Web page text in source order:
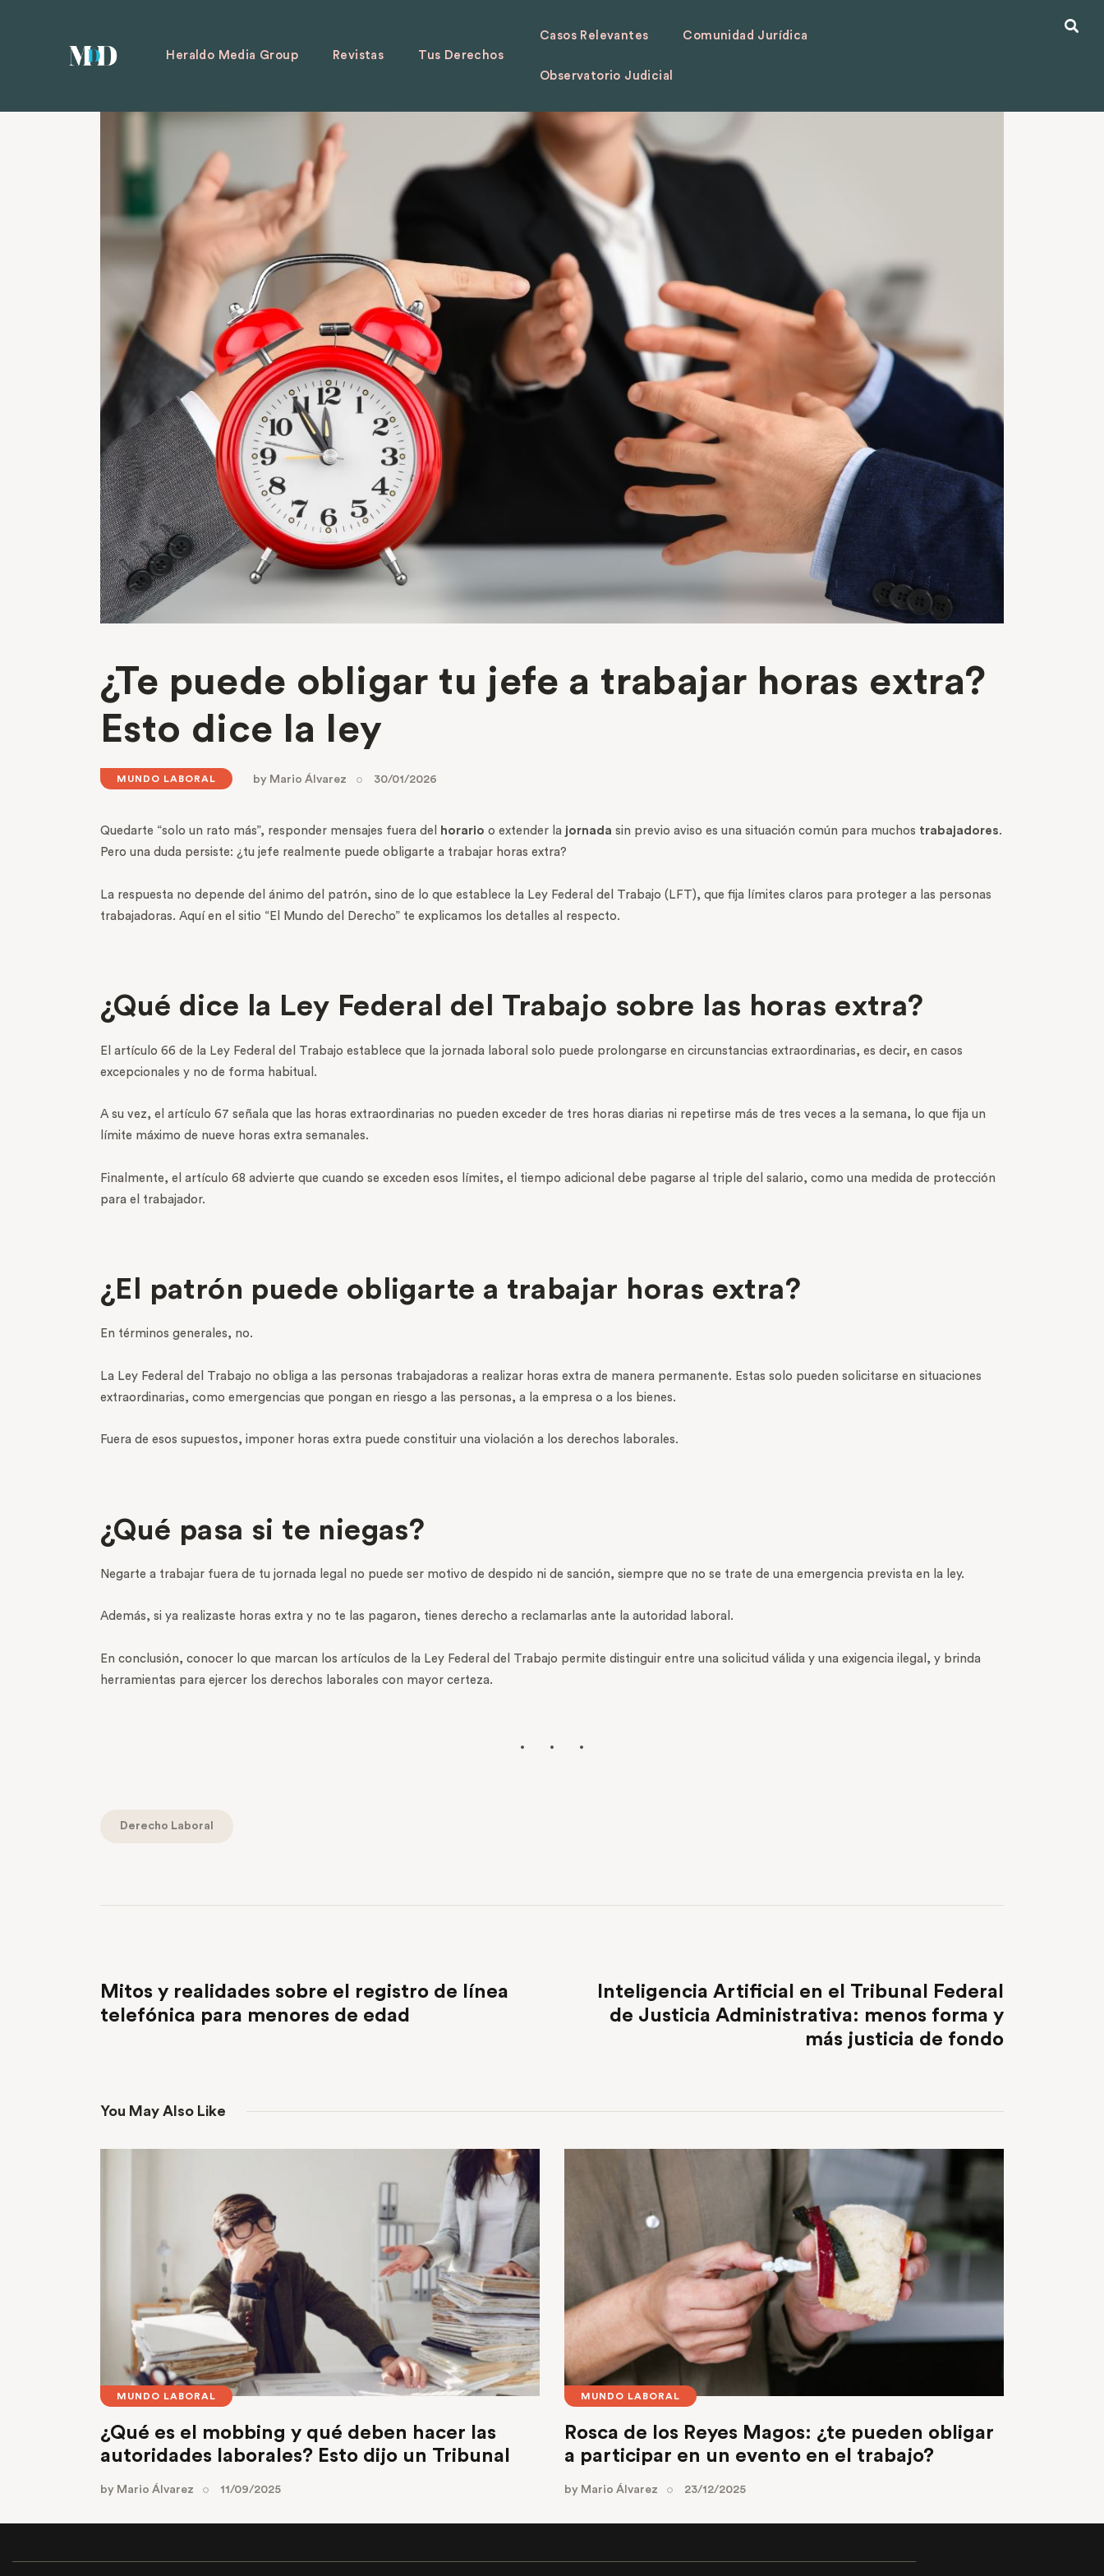
Heraldo Media Group Revistas Tus Derechos
Casos Relevantes Comunidad Jurídica
Observatorio Judicial
¿Te puede obligar tu jefe a trabajar horas extra?
Esto dice la ley
MUNDO LABORAL by Mario Álvarez 30/01/2026
Quedarte “solo un rato más”, responder mensajes fuera del horario o extender la jornada sin previo aviso es una situación común para muchos trabajadores.
Pero una duda persiste: ¿tu jefe realmente puede obligarte a trabajar horas extra?
La respuesta no depende del ánimo del patrón, sino de lo que establece la Ley Federal del Trabajo (LFT), que fija límites claros para proteger a las personas
trabajadoras. Aquí en el sitio “El Mundo del Derecho” te explicamos los detalles al respecto.
¿Qué dice la Ley Federal del Trabajo sobre las horas extra?
El artículo 66 de la Ley Federal del Trabajo establece que la jornada laboral solo puede prolongarse en circunstancias extraordinarias, es decir, en casos
excepcionales y no de forma habitual.
A su vez, el artículo 67 señala que las horas extraordinarias no pueden exceder de tres horas diarias ni repetirse más de tres veces a la semana, lo que fija un
límite máximo de nueve horas extra semanales.
Finalmente, el artículo 68 advierte que cuando se exceden esos límites, el tiempo adicional debe pagarse al triple del salario, como una medida de protección
para el trabajador.
¿El patrón puede obligarte a trabajar horas extra?
En términos generales, no.
La Ley Federal del Trabajo no obliga a las personas trabajadoras a realizar horas extra de manera permanente. Estas solo pueden solicitarse en situaciones
extraordinarias, como emergencias que pongan en riesgo a las personas, a la empresa o a los bienes.
Fuera de esos supuestos, imponer horas extra puede constituir una violación a los derechos laborales.
¿Qué pasa si te niegas?
Negarte a trabajar fuera de tu jornada legal no puede ser motivo de despido ni de sanción, siempre que no se trate de una emergencia prevista en la ley.
Además, si ya realizaste horas extra y no te las pagaron, tienes derecho a reclamarlas ante la autoridad laboral.
En conclusión, conocer lo que marcan los artículos de la Ley Federal del Trabajo permite distinguir entre una solicitud válida y una exigencia ilegal, y brinda
herramientas para ejercer los derechos laborales con mayor certeza.
Derecho Laboral
Mitos y realidades sobre el registro de línea
telefónica para menores de edad
Inteligencia Artificial en el Tribunal Federal
de Justicia Administrativa: menos forma y
más justicia de fondo
You May Also Like
MUNDO LABORAL
¿Qué es el mobbing y qué deben hacer las
autoridades laborales? Esto dijo un Tribunal
by Mario Álvarez 11/09/2025
MUNDO LABORAL
Rosca de los Reyes Magos: ¿te pueden obligar
a participar en un evento en el trabajo?
by Mario Álvarez 23/12/2025